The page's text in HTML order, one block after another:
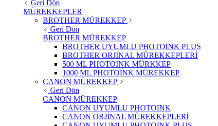
Geri Dön
MÜREKKEPLER
BROTHER MÜREKKEP
Geri Dön
BROTHER MÜREKKEP
BROTHER UYUMLU PHOTOINK PLUS
BROTHER ORJİNAL MÜREKKEPLERİ
500 ML PHOTOINK MÜRKKEP
1000 ML PHOTOINK MÜREKKEP
CANON MÜREKKEP
Geri Dön
CANON MÜREKKEP
CANON UYUMLU PHOTOINK
CANON ORJİNAL MÜREKKEPLERİ